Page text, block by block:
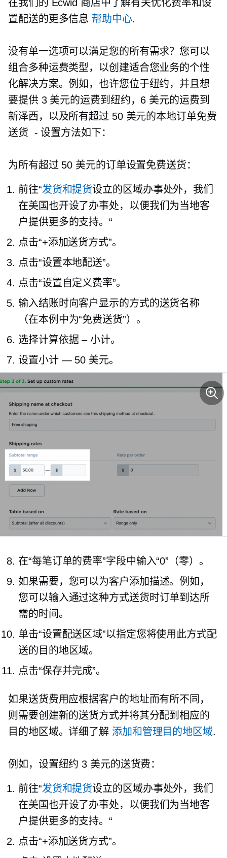
在我们的 Ecwid 商店中了解有关优化费率和设
置配送的更多信息 帮助中心.
没有单一选项可以满足您的所有需求？您可以
组合多种运费类型，以创建适合您业务的个性
化解决方案。例如，也许您位于纽约，并且想
要提供 3 美元的运费到纽约，6 美元的运费到
新泽西，以及所有超过 50 美元的本地订单免费
送货 -设置方法如下：
为所有超过 50 美元的订单设置免费送货：
前往“发货和提货设立的区域办事处外，我们
在美国也开设了办事处，以便我们为当地客
户提供更多的支持。“
点击“+添加送货方式”。
点击“设置本地配送”。
点击“设置自定义费率”。
输入结账时向客户显示的方式的送货名称
（在本例中为“免费送货”）。
选择计算依据–小计。
设置小计 — 50 美元。
在“每笔订单的费率”字段中输入“0”（零）。
如果需要，您可以为客户添加描述。例如，
您可以输入通过这种方式送货时订单到达所
需的时间。
单击“设置配送区域”以指定您将使用此方式配
送的目的地区域。
点击“保存并完成”。
如果送货费用应根据客户的地址而有所不同，
则需要创建新的送货方式并将其分配到相应的
目的地区域。详细了解 添加和管理目的地区域.
例如，设置纽约 3 美元的送货费：
前往“发货和提货设立的区域办事处外，我们
在美国也开设了办事处，以便我们为当地客
户提供更多的支持。“
点击“+添加送货方式”。